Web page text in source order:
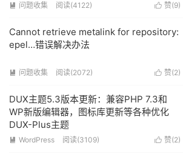
 赞(9)
 问题收集 阅读(4122)
Cannot retrieve metalink for repository:
epel…错误解决办法
 赞(2)
 问题收集 阅读(2072)
DUX主题5.3版本更新：兼容PHP 7.3和
WP新版编辑器，图标库更新等各种优化
DUX-Plus主题
 赞(2)
 WordPress 阅读(3109)